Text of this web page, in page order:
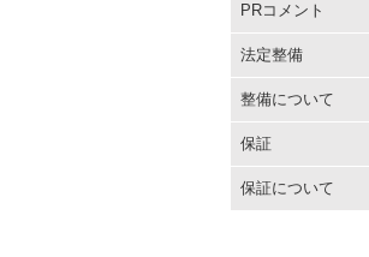
PRコメント
法定整備
整備について
保証
保証について